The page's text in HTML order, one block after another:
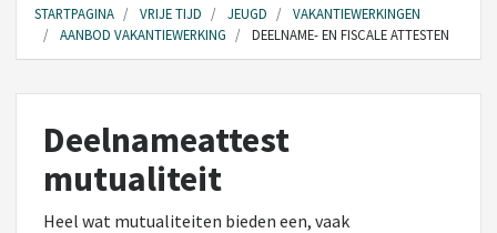
STARTPAGINA VRIJE TIJD JEUGD
VAKANTIEWERKINGEN
AANBOD VAKANTIEWERKING
DEELNAME- EN FISCALE ATTESTEN
Deelnameattest
mutualiteit
Heel wat mutualiteiten bieden een, vaak